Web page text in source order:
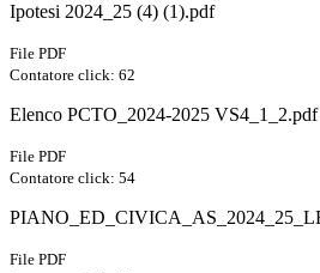
Ipotesi 2024_25 (4) (1).pdf
File PDF
Contatore click: 62
Elenco PCTO_2024-2025 VS4_1_2.pdf
File PDF
Contatore click: 54
File PDF